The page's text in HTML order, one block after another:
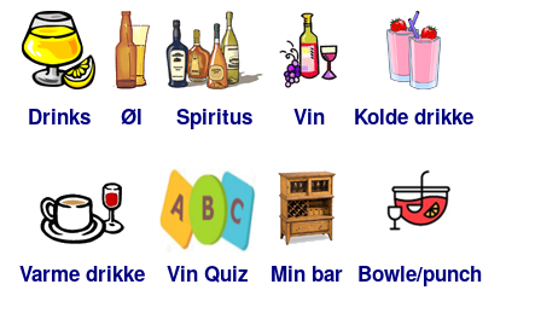
Drinks Øl Spiritus Vin Kolde drikke
Varme drikke Vin Quiz Min bar Bowle/punch